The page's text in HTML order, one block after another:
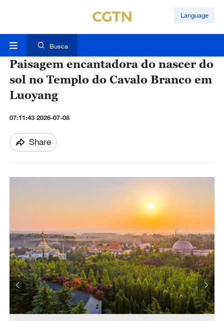
Language
Busca
Paisagem encantadora do nascer do
sol no Templo do Cavalo Branco em
Luoyang
07:11:43 2026-07-08
Share